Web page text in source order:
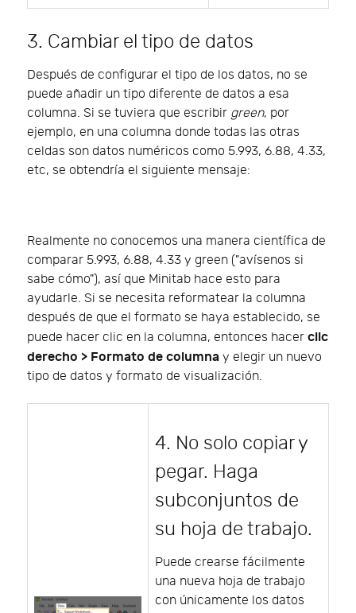
3. Cambiar el tipo de datos
Después de configurar el tipo de los datos, no se
puede añadir un tipo diferente de datos a esa
columna. Si se tuviera que escribir green, por
ejemplo, en una columna donde todas las otras
celdas son datos numéricos como 5.993, 6.88, 4.33,
etc, se obtendría el siguiente mensaje:
Realmente no conocemos una manera científica de
comparar 5.993, 6.88, 4.33 y green ("avísenos si
sabe cómo"), así que Minitab hace esto para
ayudarle. Si se necesita reformatear la columna
después de que el formato se haya establecido, se
puede hacer clic en la columna, entonces hacer clic
derecho > Formato de columna y elegir un nuevo
tipo de datos y formato de visualización.
4. No solo copiar y
pegar. Haga
subconjuntos de
su hoja de trabajo.
Puede crearse fácilmente
una nueva hoja de trabajo
con únicamente los datos